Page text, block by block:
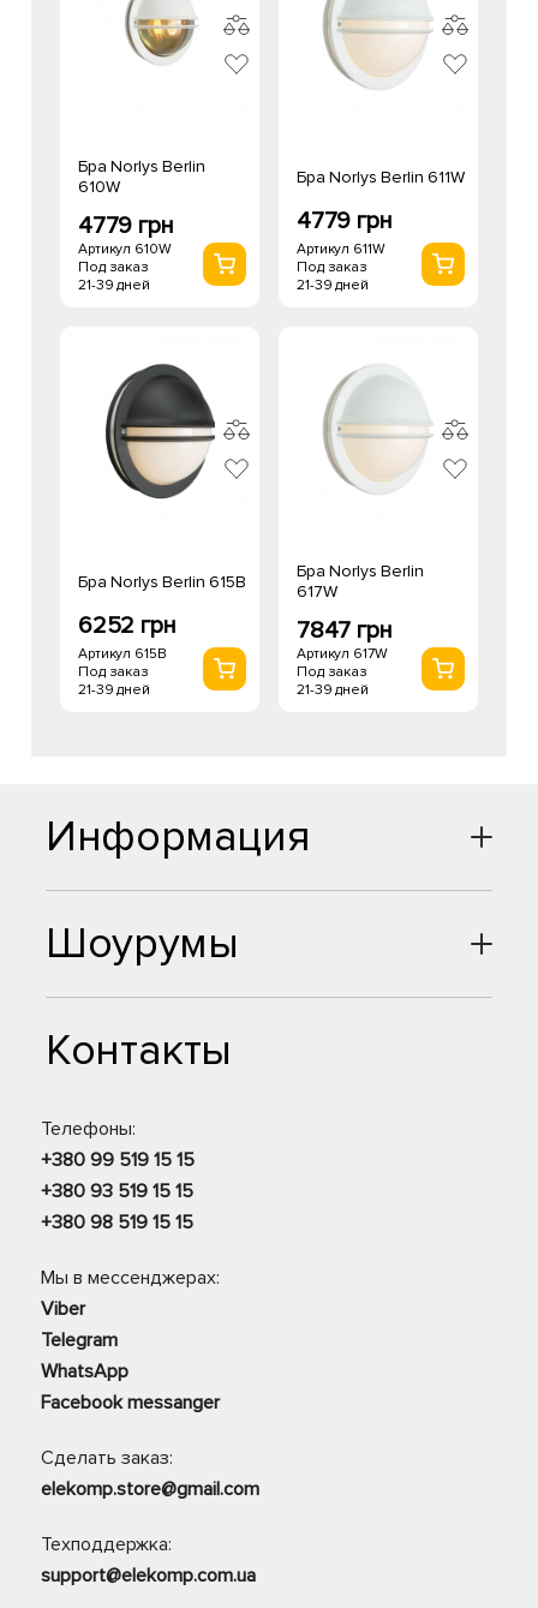
Бра Norlys Berlin
610W
4779 грн
Артикул 610W
Под заказ
21-39 дней
Бра Norlys Berlin 611W
4779 грн
Артикул 611W
Под заказ
21-39 дней
Бра Norlys Berlin 615B
6252 грн
Артикул 615B
Под заказ
21-39 дней
Бра Norlys Berlin
617W
7847 грн
Артикул 617W
Под заказ
21-39 дней
Шоурумы
Контакты
Телефоны:
+380 99 519 15 15
+380 93 519 15 15
+380 98 519 15 15
Мы в мессенджерах:
Viber
Telegram
WhatsApp
Facebook messanger
Сделать заказ:
elekomp.store@gmail.com
Техподдержка:
support@elekomp.com.ua
Информация